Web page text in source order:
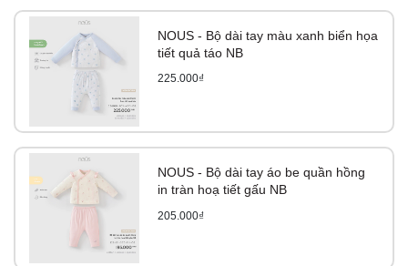
NOUS - Bộ dài tay màu xanh biển họa
tiết quả táo NB
225.000₫
NOUS - Bộ dài tay áo be quần hồng
in tràn hoạ tiết gấu NB
205.000₫